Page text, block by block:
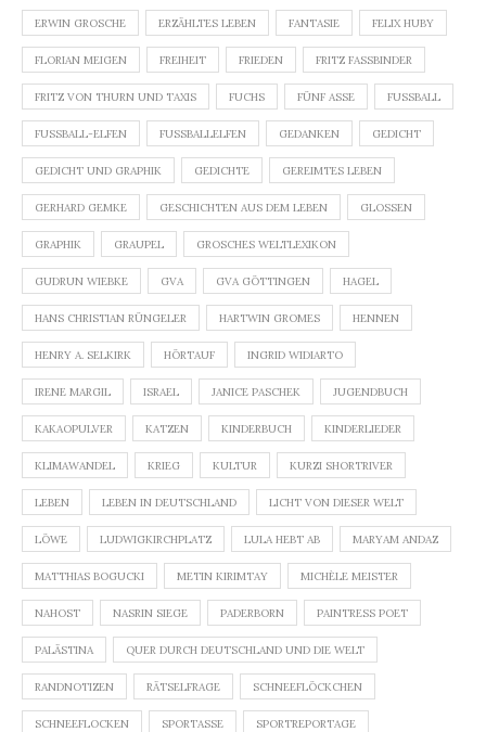
ERWIN GROSCHE ERZÄHLTES LEBEN FANTASIE FELIX HUBY
FLORIAN MEIGEN FREIHEIT FRIEDEN FRITZ FASSBINDER
FRITZ VON THURN UND TAXIS FUCHS FÜNF ASSE FUSSBALL
FUSSBALL-ELFEN FUSSBALLELFEN GEDANKEN GEDICHT
GEDICHT UND GRAPHIK GEDICHTE GEREIMTES LEBEN
GERHARD GEMKE GESCHICHTEN AUS DEM LEBEN GLOSSEN
GRAPHIK GRAUPEL GROSCHES WELTLEXIKON
GUDRUN WIEBKE GVA GVA GÖTTINGEN HAGEL
HANS CHRISTIAN RÜNGELER HARTWIN GROMES HENNEN
HENRY A. SELKIRK HÖRTAUF INGRID WIDIARTO
IRENE MARGIL ISRAEL JANICE PASCHEK JUGENDBUCH
KAKAOPULVER KATZEN KINDERBUCH KINDERLIEDER
KLIMAWANDEL KRIEG KULTUR KURZI SHORTRIVER
LEBEN LEBEN IN DEUTSCHLAND LICHT VON DIESER WELT
LÖWE LUDWIGKIRCHPLATZ LULA HEBT AB MARYAM ANDAZ
MATTHIAS BOGUCKI METIN KIRIMTAY MICHÈLE MEISTER
NAHOST NASRIN SIEGE PADERBORN PAINTRESS POET
PALÄSTINA QUER DURCH DEUTSCHLAND UND DIE WELT
RANDNOTIZEN RÄTSELFRAGE SCHNEEFLÖCKCHEN
SCHNEEFLOCKEN SPORTASSE SPORTREPORTAGE